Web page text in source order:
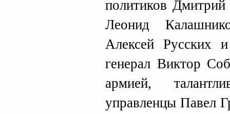
политиков
Леонид
Алексей Русских
генерал Виктор
армией,
управленцы Павел